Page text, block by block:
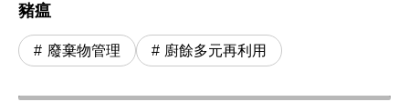
豬瘟
廢棄物管理 廚餘多元再利用